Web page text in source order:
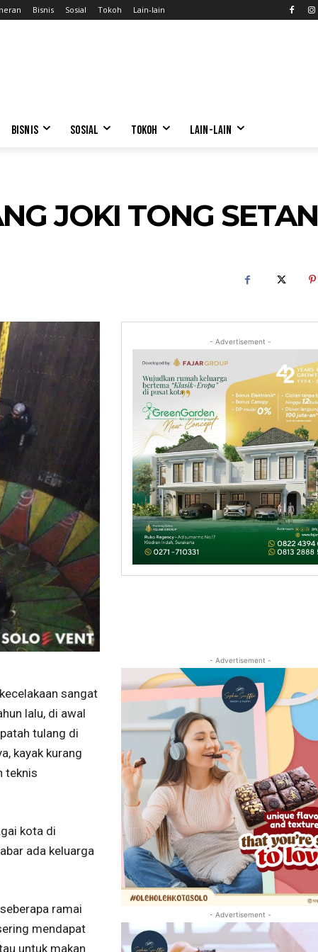
Bisnis Sosial Tokoh Lain-lain
BISNIS SOSIAL TOKOH LAIN-LAIN
JOKI TONG SETAN
- Advertisement -
sangat
lalu, di awal
tulang di
kayak kurang
teknis
kota di
ada keluarga
ramai
mendapat
untuk makan
- Advertisement -
- Advertisement -